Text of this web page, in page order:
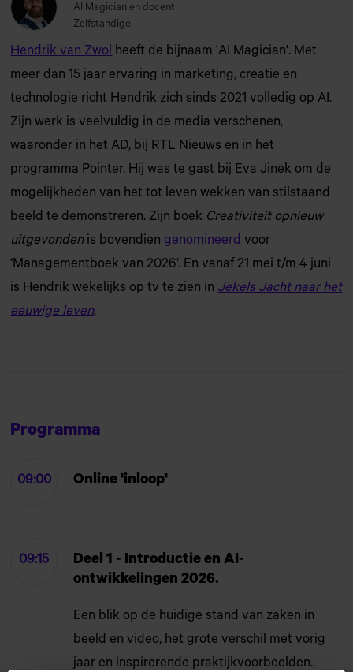
AI Magician en docent
Zelfstandige
Hendrik van Zwolheeft de bijnaam 'AI Magician'. Met
meer dan 15 jaar ervaring in marketing, creatie en
technologie richt Hendrik zich sinds 2021 volledig op AI.
Zijn werk is veelvuldig in de media verschenen,
waaronder in het AD, bij RTL Nieuws en in het
programma Pointer. Hij was te gast bij Eva Jinek om de
mogelijkheden van het tot leven wekken van stilstaand
beeld te demonstreren. Zijn boek Creativiteit opnieuw
uitgevonden is bovendien genomineerdvoor
‘Managementboek van 2026’. En vanaf 21 mei t/m 4 juni
is Hendrik wekelijks op tv te zien inJekels Jacht naar het
eeuwige leven.
Programma
09:00 Online 'inloop'
09:15
Deel 1 - Introductie en AI-
ontwikkelingen 2026.
Een blik op de huidige stand van zaken in
beeld en video, het grote verschil met vorig
jaar en inspirerende praktijkvoorbeelden.